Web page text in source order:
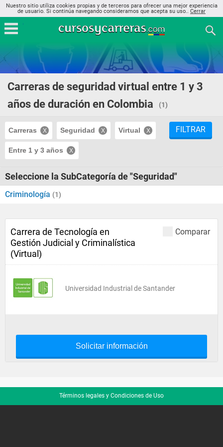
Nuestro sitio utiliza cookies propias y de terceros para ofrecer una mejor experiencia
de usuario. Si continúa navegando consideramos que acepta su uso.. Cerrar
Carreras de seguridad virtual entre 1 y 3
años de duración en Colombia
(1)
Carreras Seguridad Virtual
Entre 1 y 3 años
FILTRAR
Seleccione la SubCategoría de "Seguridad"
Criminología (1)
Comparar
Carrera de Tecnología en
Gestión Judicial y Criminalística
(Virtual)
Universidad Industrial de Santander
Solicitar información
Términos legales y Condiciones de Uso